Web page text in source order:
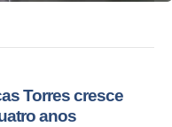
Torres cresce
anos